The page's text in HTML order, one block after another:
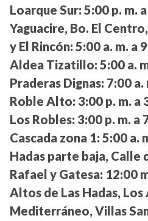
Loarque Sur: 5:00 p. m.
Yaguacire, Bo. El
y El Rincón: 5:00 a. m. a
Aldea Tizatillo: 5:00 a.
Praderas Dignas: 7:00 a.
Roble Alto: 3:00 p. m. a
Los Robles: 3:00 p. m. a
Cascada zona 1: 5:00 a.
Hadas parte baja, Calle
Rafael y Gatesa: 12:00
Altos de Las Hadas,
Mediterráneo, Villas